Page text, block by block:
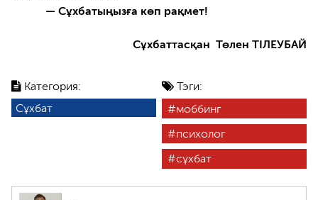
Категория:
Сұхбат
Тэги:
моббинг
психолог
сұхбат
— Сұхбатыңызға көп рақмет!
Сұхбаттасқан Төлен ТІЛЕУБАЙ